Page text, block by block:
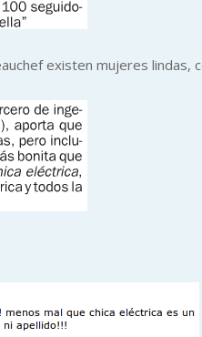
existen mujeres lindas,